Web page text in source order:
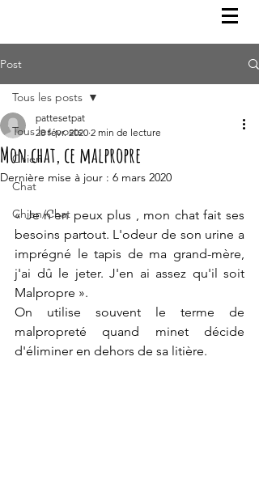
Post
Tous les posts
Chien
Chat
Chien/Chat
Tous les posts
Mon chat, ce malpropre
pattesetpat
28 févr. 2020 2 min de lecture
Dernière mise à jour : 6 mars 2020
« Je n'en peux plus , mon chat fait ses
besoins partout. L'odeur de son urine a
imprégné le tapis de ma grand-mère,
j'ai dû le jeter. J'en ai assez qu'il soit
Malpropre ».
On utilise souvent le terme de
malpropreté quand minet décide
d'éliminer en dehors de sa litière.